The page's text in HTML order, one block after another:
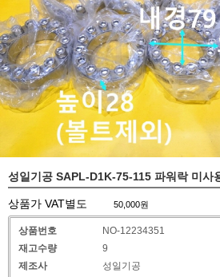
성일기공 SAPL-D1K-75-115 파워락 미사
상품가 VAT별도 50,000원
상품번호
NO-12234351
재고수량
9
제조사
성일기공